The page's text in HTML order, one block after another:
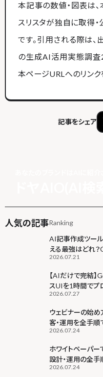
本記事の数値・図表は
スリスタが独自に取得
です。引用される際は、
の生成AI活用実態調査
本ページURLへのリンク
記事をシェア
人気の記事Ranking
AI記事作成ツー
える最強はどれ
2026.07.21
【AIだけで完結
スUIを1時間でプ
2026.07.27
ウェビナーの始
客・運用を全手順
2026.07.24
ホワイトペーパ
設計・運用の全手
2026.07.24